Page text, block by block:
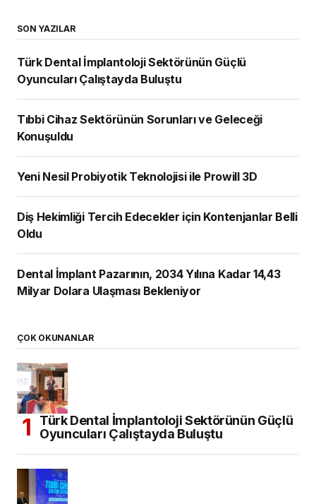
SON YAZILAR
Türk Dental İmplantoloji Sektörünün Güçlü
Oyuncuları Çalıştayda Buluştu
Tıbbi Cihaz Sektörünün Sorunları ve Geleceği
Konuşuldu
Yeni Nesil Probiyotik Teknolojisi ile Prowill 3D
Diş Hekimliği Tercih Edecekler için Kontenjanlar Belli
Oldu
Dental İmplant Pazarının, 2034 Yılına Kadar 14,43
Milyar Dolara Ulaşması Bekleniyor
ÇOK OKUNANLAR
Türk Dental İmplantoloji Sektörünün Güçlü
Oyuncuları Çalıştayda Buluştu